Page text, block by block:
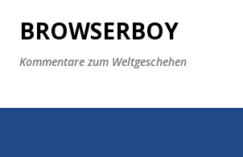
Direkt zum Hauptbereich
BROWSERBOY
Kommentare zum Weltgeschehen